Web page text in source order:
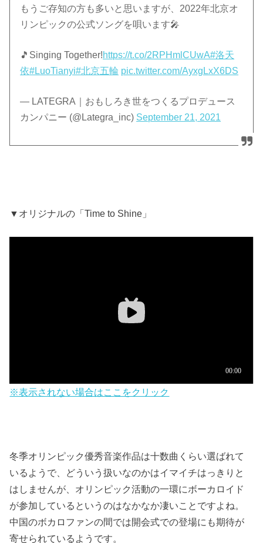
もうご存知の方も多いと思いますが、2022年北京オ
リンピックの公式ソングを唄います🎤
🎵Singing Together!https://t.co/2RPHmlCUwA#洛天
依#LuoTianyi#北京五輪 pic.twitter.com/AyxgLxX6DS
— LATEGRA｜おもしろき世をつくるプロデュース
カンパニー (@Lategra_inc) September 21, 2021
▼オリジナルの「Time to Shine」
※表示されない場合はここをクリック
冬季オリンピック優秀音楽作品は十数曲くらい選ばれて
いるようで、どういう扱いなのかはイマイチはっきりと
はしませんが、オリンピック活動の一環にボーカロイド
が参加しているというのはなかなか凄いことですよね。
中国のボカロファンの間では開会式での登場にも期待が
寄せられているようです。